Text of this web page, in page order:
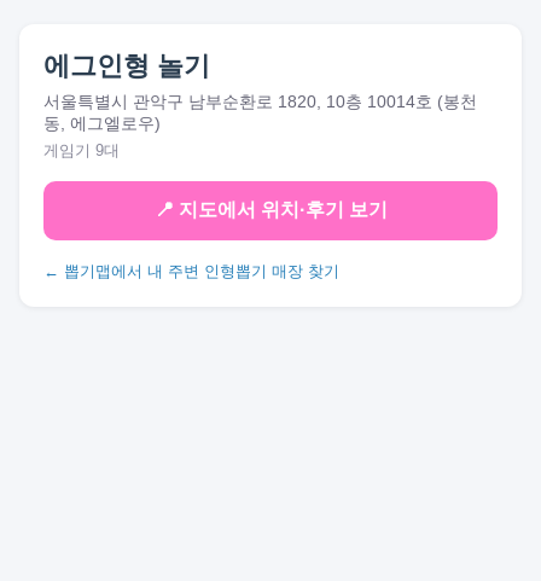
에그인형 놀기
서울특별시 관악구 남부순환로 1820, 10층 10014호 (봉천
동, 에그엘로우)
게임기 9대
📍 지도에서 위치·후기 보기
← 뽑기맵에서 내 주변 인형뽑기 매장 찾기